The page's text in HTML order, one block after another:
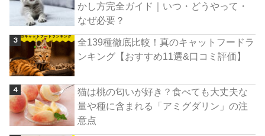
かし方完全ガイド｜いつ・どうやって・
なぜ必要？
全139種徹底比較！真のキャットフードラ
ンキング【おすすめ11選&口コミ評価】
猫は桃の匂いが好き？食べても大丈夫な
量や種に含まれる「アミグダリン」の注
意点